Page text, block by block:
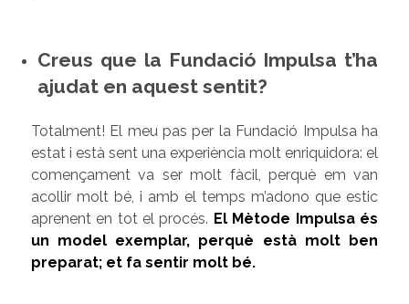
Creus que la Fundació Impulsa t’ha
ajudat en aquest sentit?
Totalment! El meu pas per la Fundació Impulsa ha
estat i està sent una experiència molt enriquidora: el
començament va ser molt fàcil, perquè em van
acollir molt bé, i amb el temps m’adono que estic
aprenent en tot el procés. El Mètode Impulsa és
un model exemplar, perquè està molt ben
preparat; et fa sentir molt bé.